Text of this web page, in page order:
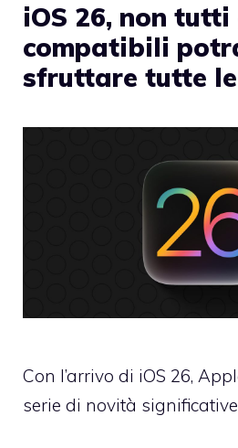
iOS 26, non
compatibili
sfruttare tutte
Con l’arrivo di iOS 26,
serie di novità